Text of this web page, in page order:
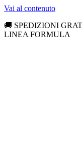
Vai al contenuto
🚚 SPEDIZIONI
LINEA FORMULA